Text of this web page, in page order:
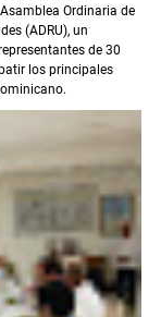
Ordinaria de
(ADRU), un
de 30
los principales